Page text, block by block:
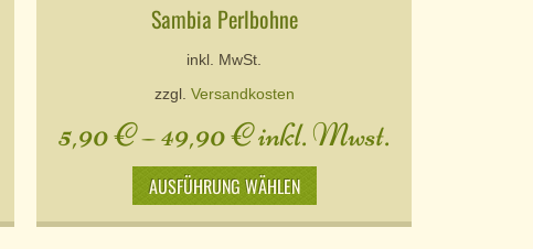
Sambia Perlbohne
inkl. MwSt.
zzgl. Versandkosten
5,90€–49,90€inkl. Mwst.
AUSFÜHRUNG WÄHLEN